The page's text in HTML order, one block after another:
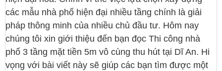
các mẫu nhà phố hiện đại nhiều tầng chính là giải
pháp thông minh của nhiều chủ đầu tư. Hôm nay
chúng tôi xin giới thiệu đến bạn đọc Thi công nhà
phố 3 tầng mặt tiền 5m vô cùng thu hút tại Dĩ An. Hi
vọng với bài viết này sẽ giúp các bạn tìm được một